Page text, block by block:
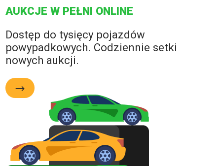
AUKCJE W PEŁNI ONLINE
Dostęp do tysięcy pojazdów
powypadkowych. Codziennie setki
nowych aukcji.